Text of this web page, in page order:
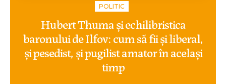
POLITIC
Hubert Thuma și echilibristica
baronului de Ilfov: cum să fii și liberal,
și pesedist, și pugilist amator în același
timp